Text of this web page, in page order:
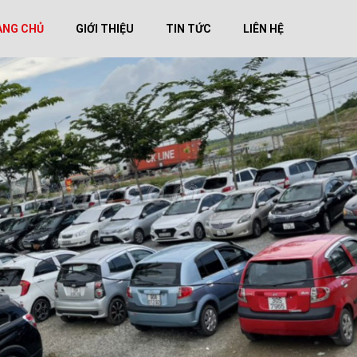
CHỦ GIỚI THIỆU TIN TỨC LIÊN HỆ